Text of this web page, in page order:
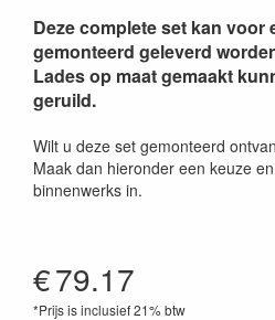
Deze complete set kan voor
gemonteerd geleverd
Lades op maat gemaakt
geruild.
Wilt u deze set gemonteerd
Maak dan hieronder een keuze
binnenwerks in.
€79.17
*Prijs is inclusief 21% btw